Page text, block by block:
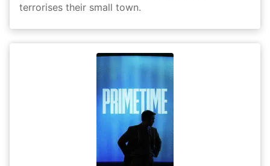
terrorises their small town.